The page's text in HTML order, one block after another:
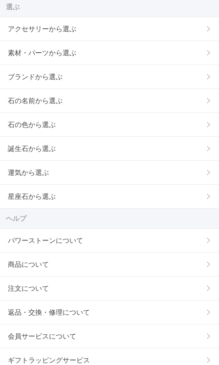
選ぶ
アクセサリーから選ぶ
素材・パーツから選ぶ
ブランドから選ぶ
石の名前から選ぶ
石の色から選ぶ
誕生石から選ぶ
運気から選ぶ
星座石から選ぶ
ヘルプ
パワーストーンについて
商品について
注文について
返品・交換・修理について
会員サービスについて
ギフトラッピングサービス